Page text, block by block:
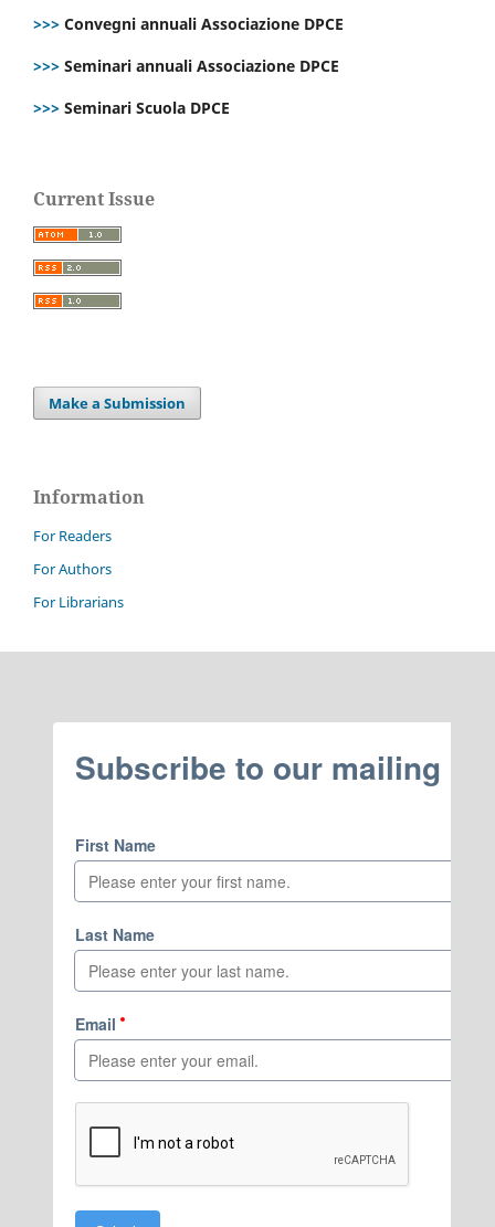
>>> Convegni annuali Associazione DPCE
>>> Seminari annuali Associazione DPCE
>>> Seminari Scuola DPCE
Current Issue
Make a Submission
Information
For Readers
For Authors
For Librarians